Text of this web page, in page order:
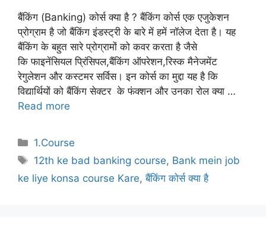
बैंकिंग (Banking) कोर्स क्या है ? बैंकिंग कोर्स एक एजुकेशन
प्रोग्राम है जो बैंकिंग इंडस्ट्री के बारे में हमें नॉलेज देता है। यह
बैंकिंग के बहुत सारे प्रोग्रामों को कवर करता है जैसे
कि फाइनेंसियल प्रिंसिपल,बैंकिंग ऑपरेशन,रिस्क मैनेजमेंट
रेगुलेशन और कस्टमर सर्विस। इन कोर्स का मुद्दा यह है कि
विद्यार्थियों को बैंकिंग सेक्टर के फंक्शन और उनका रोल क्या …
Read more
Categories
1.Course
Tags
12th ke bad banking course, Bank mein job
ke liye konsa course Kare,बैंकिंग कोर्स क्या है